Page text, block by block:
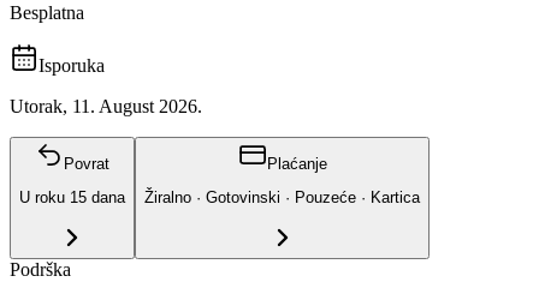
Besplatna
Isporuka
Utorak, 11. August 2026.
Povrat
U roku 15 dana
Plaćanje
Žiralno · Gotovinski · Pouzeće · Kartica
Podrška